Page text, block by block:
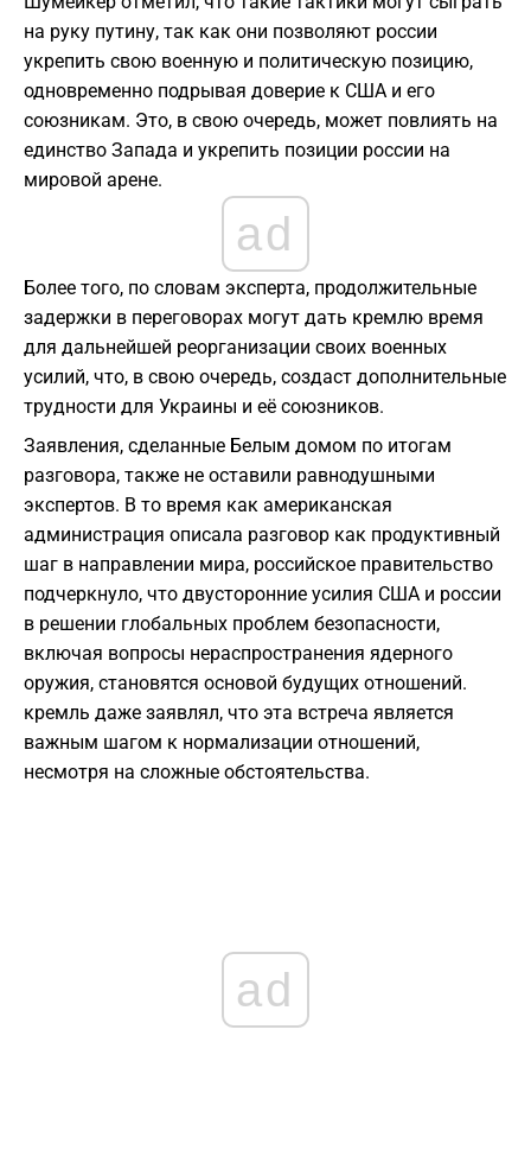
на руку путину, так как они позволяют россии
укрепить свою военную и политическую позицию,
одновременно подрывая доверие к США и его
союзникам. Это, в свою очередь, может повлиять на
единство Запада и укрепить позиции россии на
мировой арене.
ad
Более того, по словам эксперта, продолжительные
задержки в переговорах могут дать кремлю время
для дальнейшей реорганизации своих военных
усилий, что, в свою очередь, создаст дополнительные
трудности для Украины и её союзников.
Заявления, сделанные Белым домом по итогам
разговора, также не оставили равнодушными
экспертов. В то время как американская
администрация описала разговор как продуктивный
шаг в направлении мира, российское правительство
подчеркнуло, что двусторонние усилия США и россии
в решении глобальных проблем безопасности,
включая вопросы нераспространения ядерного
оружия, становятся основой будущих отношений.
кремль даже заявлял, что эта встреча является
важным шагом к нормализации отношений,
несмотря на сложные обстоятельства.
ad